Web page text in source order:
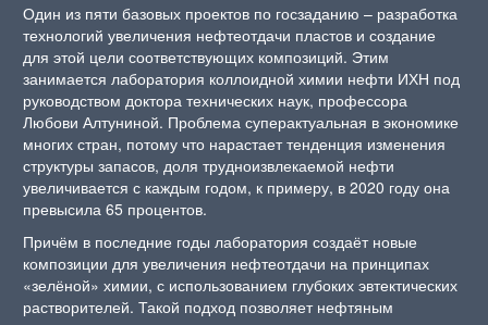
Один из пяти базовых проектов по госзаданию – разработка
технологий увеличения нефтеотдачи пластов и создание
для этой цели соответствующих композиций. Этим
занимается лаборатория коллоидной химии нефти ИХН под
руководством доктора технических наук, профессора
Любови Алтуниной. Проблема суперактуальная в экономике
многих стран, потому что нарастает тенденция изменения
структуры запасов, доля трудноизвлекаемой нефти
увеличивается с каждым годом, к примеру, в 2020 году она
превысила 65 процентов.
Причём в последние годы лаборатория создаёт новые
композиции для увеличения нефтеотдачи на принципах
«зелёной» химии, с использованием глубоких эвтектических
растворителей. Такой подход позволяет нефтяным